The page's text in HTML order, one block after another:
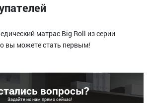
матрас Big Roll из серии
вы можете стать первым!
вопросы?
Задайте их нам прямо сейчас!